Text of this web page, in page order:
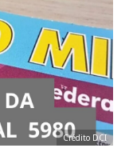
Crédito DCI